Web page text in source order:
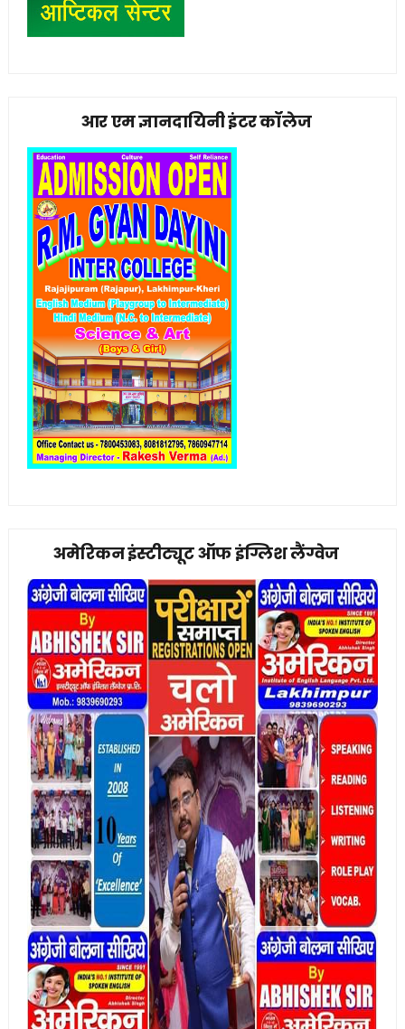
आर एम ज्ञानदायिनी इंटर कॉलेज
अमेरिकन इंस्टीट्यूट ऑफ इंग्लिश लैंग्वेज